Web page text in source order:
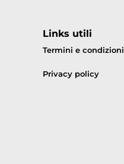
Links utili
Termini e condizioni
Privacy policy